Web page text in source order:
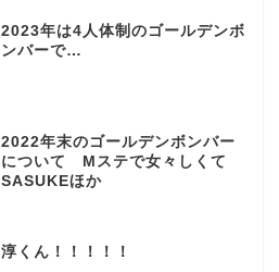
2023年は4人体制のゴールデンボ
ンバーで…
2022年末のゴールデンボンバー
について Mステで女々しくて
SASUKEほか
淳くん！！！！！